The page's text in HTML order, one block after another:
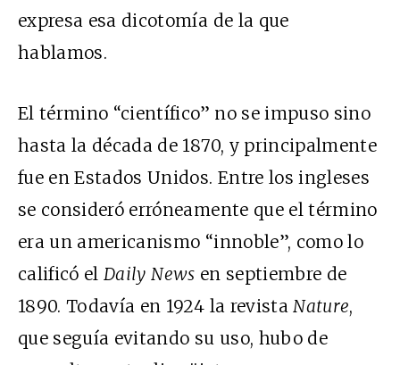
expresa esa dicotomía de la que
hablamos.
El término “científico” no se impuso sino
hasta la década de 1870, y principalmente
fue en Estados Unidos. Entre los ingleses
se consideró erróneamente que el término
era un americanismo “innoble”, como lo
calificó elDaily News en septiembre de
1890. Todavía en 1924 la revistaNature,
que seguía evitando su uso, hubo de